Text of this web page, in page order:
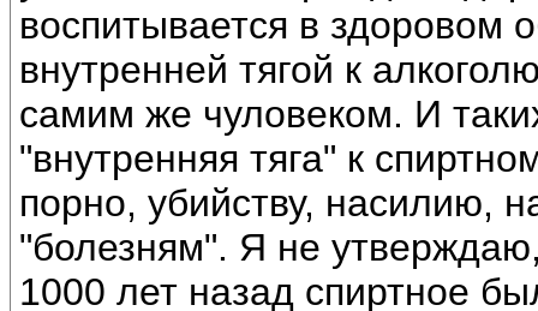
воспитывается в здоровом
внутренней тягой к
самим же чуловеком. И
"внутренняя тяга" к
порно, убийству, насилию,
"болезням". Я не
1000 лет назад спиртное